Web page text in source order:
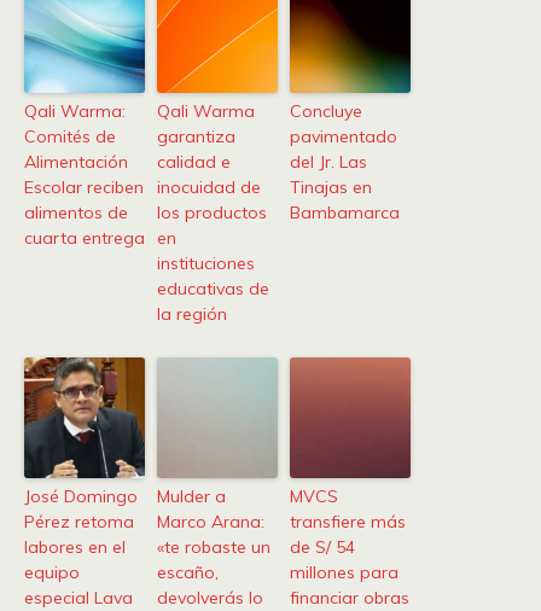
Qali Warma:
Comités de
Alimentación
Escolar reciben
alimentos de
cuarta entrega
Qali Warma
garantiza
calidad e
inocuidad de
los productos
en
instituciones
educativas de
la región
Concluye
pavimentado
del Jr. Las
Tinajas en
Bambamarca
José Domingo
Pérez retoma
labores en el
equipo
especial Lava
Mulder a
Marco Arana:
«te robaste un
escaño,
devolverás lo
MVCS
transfiere más
de S/ 54
millones para
financiar obras